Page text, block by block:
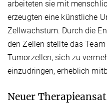
arbeiteten sie mit
erzeugten eine künstliche
Zellwachstum. Durch die
den Zellen stellte das
Tumorzellen, sich zu
einzudringen, erheblich
Neuer